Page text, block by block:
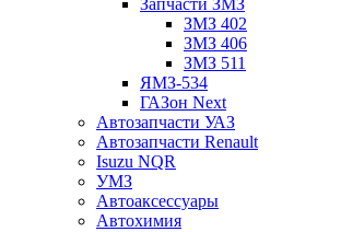
Запчасти ЗМЗ
ЗМЗ 402
ЗМЗ 406
ЗМЗ 511
ЯМЗ-534
ГАЗон Next
Автозапчасти УАЗ
Автозапчасти Renault
Isuzu NQR
УМЗ
Автоаксессуары
Автохимия